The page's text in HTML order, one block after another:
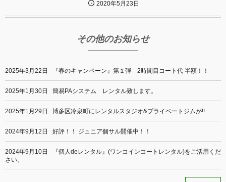
2020年5月23日
その他のお知らせ
2025年3月22日 『春のキャンペーン』第１弾 2時間目コート代 半額！！
2025年1月30日 簡易PAシステム レンタル致します。
2025年1月29日 博多区冷泉町にレンタルスタジオ&プライベートジムが!!
2024年9月12日 好評！！ ジュニア個サル開催中！！
2024年9月10日
『個人deレンタル』(ワンコインコートレンタル)をご活用くだ
さい。